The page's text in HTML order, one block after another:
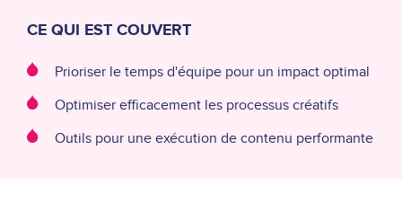
CE QUI EST COUVERT
Prioriser le temps d'équipe pour un impact optimal
Optimiser efficacement les processus créatifs
Outils pour une exécution de contenu performante